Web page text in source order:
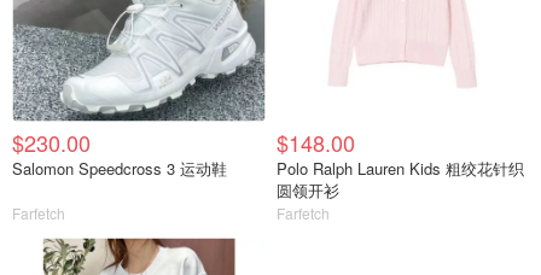
$230.00
Salomon Speedcross 3 运动鞋
Farfetch
$148.00
Polo Ralph Lauren Kids 粗绞花针织
圆领开衫
Farfetch